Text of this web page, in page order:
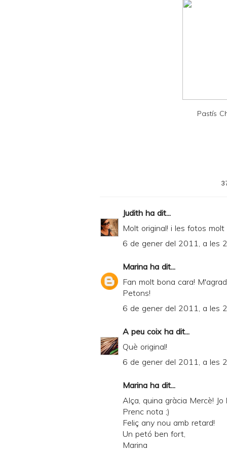
Pastís
Judith ha dit...
Molt original! i les fotos
6 de gener del 2011, a les
Marina ha dit...
Fan molt bona cara!
Petons!
6 de gener del 2011, a les
A peu coix ha dit...
Què original!
6 de gener del 2011, a les
Marina ha dit...
Alça, quina gràcia Mercè! Jo
Prenc nota ;)
Feliç any nou amb retard!
Un petó ben fort,
Marina